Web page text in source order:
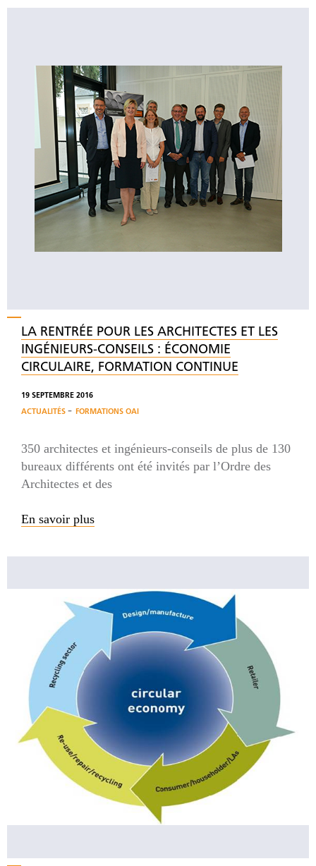
LA RENTRÉE POUR LES ARCHITECTES ET LES
INGÉNIEURS-CONSEILS : ÉCONOMIE
CIRCULAIRE, FORMATION CONTINUE
19 SEPTEMBRE 2016
ACTUALITÉS - FORMATIONS OAI
350 architectes et ingénieurs-conseils de plus de 130
bureaux différents ont été invités par l’Ordre des
Architectes et des
En savoir plus